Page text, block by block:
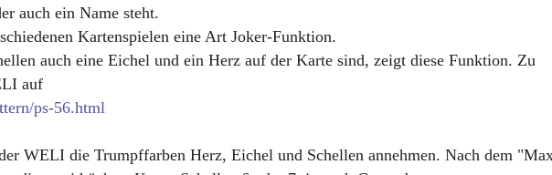
auch ein Name steht.
Kartenspielen eine Art Joker-Funktion.
auch eine Eichel und ein Herz auf der Karte sind, zeigt diese Funktion. Zu
auf
ps-56.html
WELI die Trumpffarben Herz, Eichel und Schellen annehmen. Nach dem